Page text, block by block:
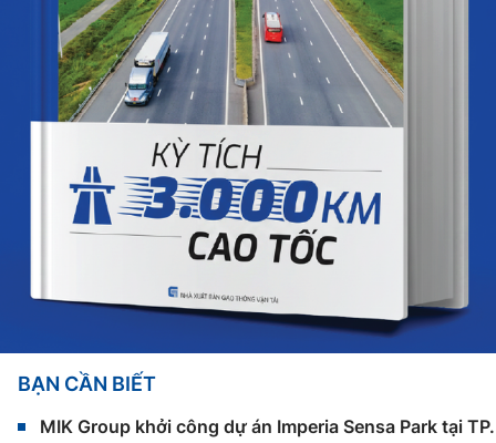
BẠN CẦN BIẾT
MIK Group khởi công dự án Imperia Sensa Park tại